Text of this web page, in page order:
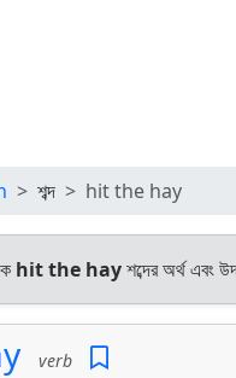
শব্দ hit the hay
hit the hayশব্দের অর্থ এবং
verb